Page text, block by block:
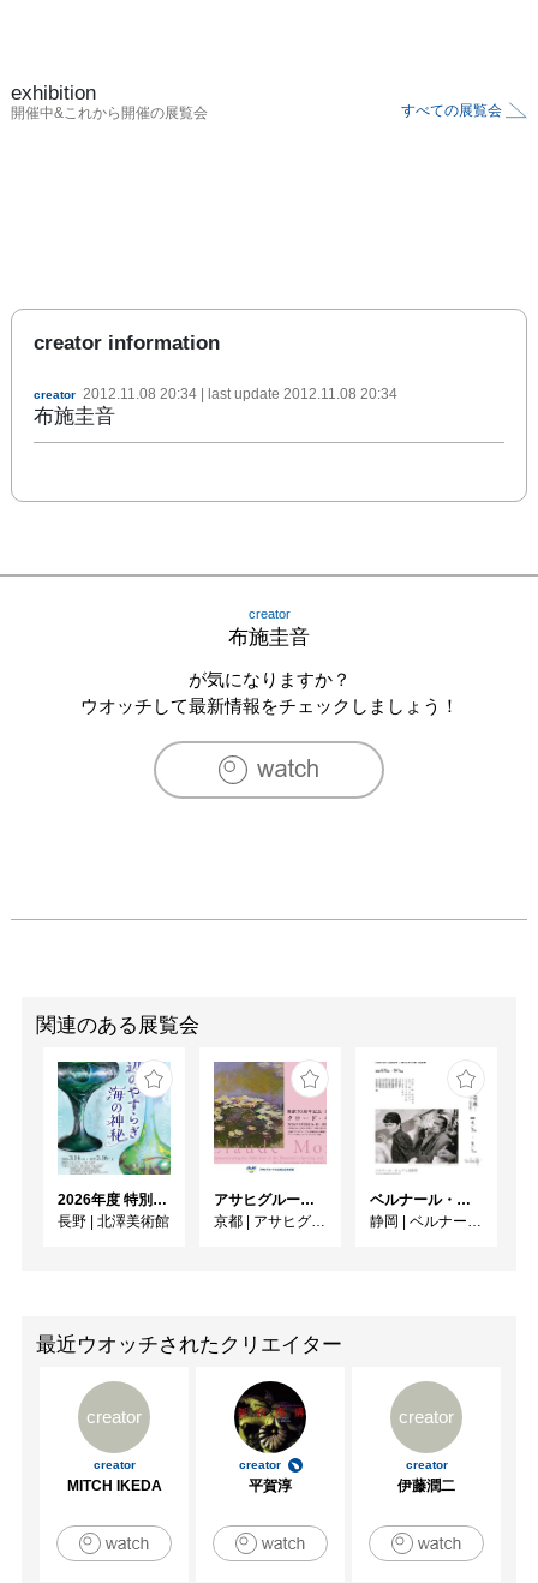
exhibition
開催中&これから開催の展覧会 すべての展覧会
creator information
creator 2012.11.08 20:34 | last update 2012.11.08 20:34
布施圭音
creator
布施圭音
が気になりますか？
ウオッチして最新情報をチェックしましょう！
関連のある展覧会
2026年度 特別展「ガレとドーム、アール･ヌーヴォーのガラス 水辺のやすらぎ、海の神秘」
長野 | 北澤美術館
アサヒグループ大山崎山荘美術館 開館30周年記念展「没後100年 クロード・モネ」
京都 | アサヒグループ大山崎山荘美術館
ベルナール・ビュフェと写真 ーカメラがとらえたビュフェとその時代、そして21 世紀へ
静岡 | ベルナール・ビュフェ美術館
最近ウオッチされたクリエイター
creator
creator
MITCH IKEDA
creator
平賀淳
creator
creator
伊藤潤二